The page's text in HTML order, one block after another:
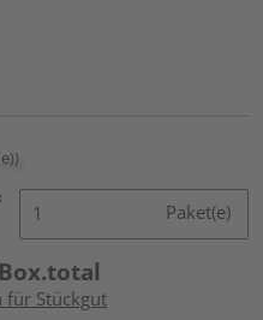
Paket(e)
für Stückgut